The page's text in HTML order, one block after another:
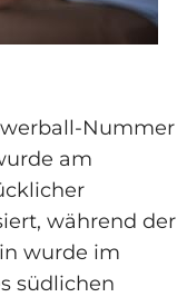
Nummer
am
während der
wurde im
südlichen